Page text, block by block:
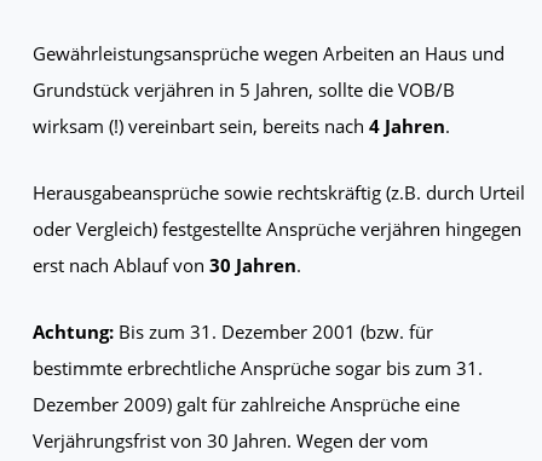
Gewährleistungsansprüche wegen Arbeiten an Haus und
Grundstück verjähren in 5 Jahren, sollte die VOB/B
wirksam (!) vereinbart sein, bereits nach 4 Jahren.
Herausgabeansprüche sowie rechtskräftig (z.B. durch Urteil
oder Vergleich) festgestellte Ansprüche verjähren hingegen
erst nach Ablauf von 30 Jahren.
Achtung:Bis zum 31. Dezember 2001 (bzw. für
bestimmte erbrechtliche Ansprüche sogar bis zum 31.
Dezember 2009) galt für zahlreiche Ansprüche eine
Verjährungsfrist von 30 Jahren. Wegen der vom